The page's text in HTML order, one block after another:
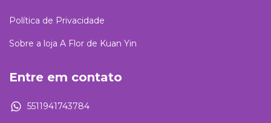
Política de Privacidade
Sobre a loja A Flor de Kuan Yin
Entre em contato
5511941743784